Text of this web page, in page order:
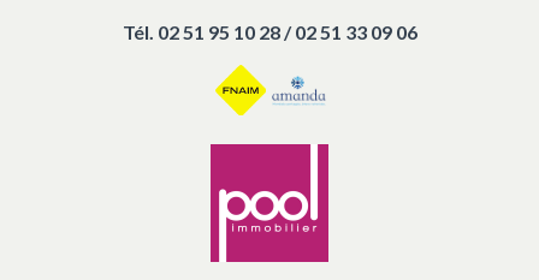
Tél. 02 51 95 10 28 / 02 51 33 09 06